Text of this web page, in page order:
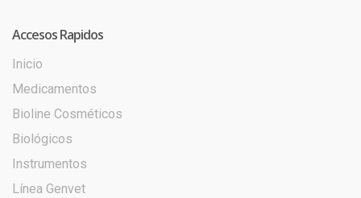
Accesos Rapidos
Inicio
Medicamentos
Bioline Cosméticos
Biológicos
Instrumentos
Línea Genvet